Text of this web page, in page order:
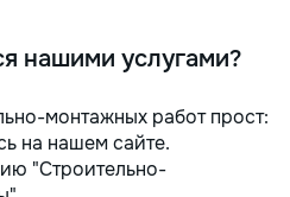
нашими услугами?
монтажных работ прост:
на нашем сайте.
"Строительно-